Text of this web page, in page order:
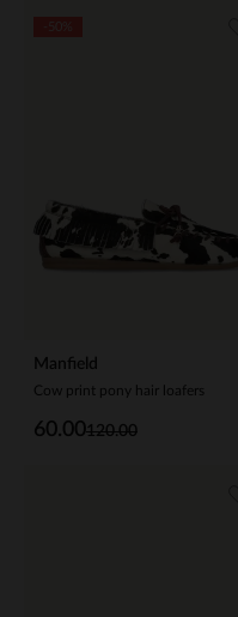
Manfield
Cow print pony hair loafers
120.00
60.00